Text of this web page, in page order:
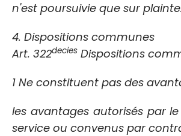
n'est poursuivie que sur
4. Dispositions communes
Art. 322decies Dispositions
1 Ne constituent pas des
les avantages autorisés par
service ou convenus par